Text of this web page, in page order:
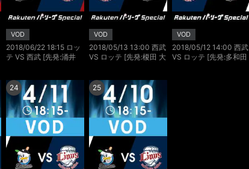
VOD
2018/06/22 18:15 ロッ
テ VS 西武 [先発:涌井
VOD
2018/05/13 13:00 西武
VS ロッテ [先発:榎田 大
VOD
2018/05/12 14:00 西武
VS ロッテ [先発:多和田
24 25